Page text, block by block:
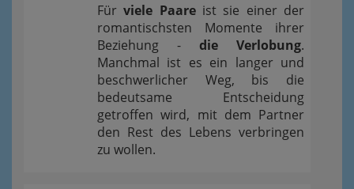
Fürviele Paareist sie einer der
romantischsten Momente ihrer
Beziehung - die Verlobung.
Manchmal ist es ein langer und
beschwerlicher Weg, bis die
bedeutsame Entscheidung
getroffen wird, mit dem Partner
den Rest des Lebens verbringen
zu wollen.